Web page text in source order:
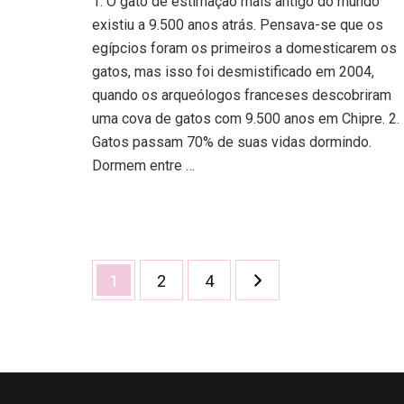
existiu a 9.500 anos atrás. Pensava-se que os
egípcios foram os primeiros a domesticarem os
gatos, mas isso foi desmistificado em 2004,
quando os arqueólogos franceses descobriram
uma cova de gatos com 9.500 anos em Chipre. 2.
Gatos passam 70% de suas vidas dormindo.
Dormem entre …
Paginação
de
Página
1 Página
2 Página
4